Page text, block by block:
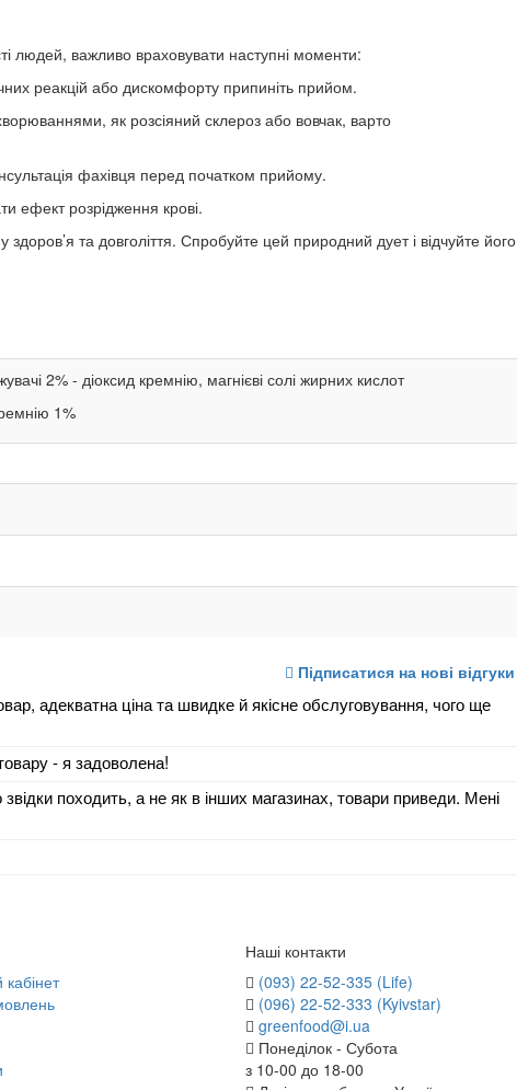
людей, важливо враховувати наступні моменти:
реакцій або дискомфорту припиніть прийом.
як розсіяний склероз або вовчак, варто
фахівця перед початком прийому.
ефект розрідження крові.
та довголіття. Спробуйте цей природний дует і відчуйте його
2% - діоксид кремнію, магнієві солі жирних кислот
1%
Підписатися на нові відгуки
адекватна ціна та швидке й якісне обслуговування, чого ще
- я задоволена!
походить, а не як в інших магазинах, товари приведи. Мені
Наші контакти
(093) 22-52-335 (Life)
(096) 22-52-333 (Kyivstar)
greenfood@i.ua
Понеділок - Субота
з 10-00 до 18-00